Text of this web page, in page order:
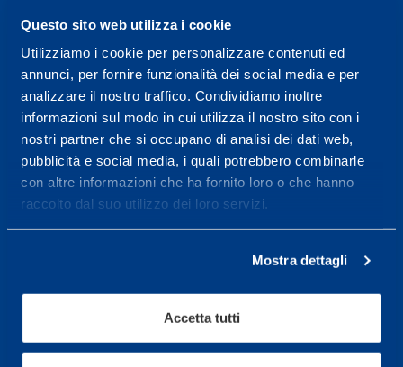
Questo sito web utilizza i cookie
Utilizziamo i cookie per personalizzare contenuti ed
annunci, per fornire funzionalità dei social media e per
analizzare il nostro traffico. Condividiamo inoltre
informazioni sul modo in cui utilizza il nostro sito con i
nostri partner che si occupano di analisi dei dati web,
pubblicità e social media, i quali potrebbero combinarle
con altre informazioni che ha fornito loro o che hanno
raccolto dal suo utilizzo dei loro servizi.
Mostra dettagli
Accetta tutti
Centro servizi per l'alta
prestazione ed il
wellness.
Maggiori informazioni
Servizi
Servizi Medici
Test di valutazione